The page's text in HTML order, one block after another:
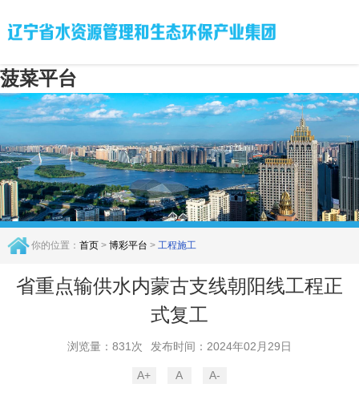
菠菜平台
你的位置： 首页> 博彩平台 > 工程施工
省重点输供水内蒙古支线朝阳线工程正
式复工
浏览量：831次 发布时间：2024年02月29日
A+ A A-